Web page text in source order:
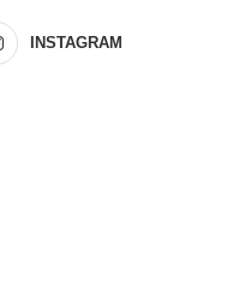
INSTAGRAM